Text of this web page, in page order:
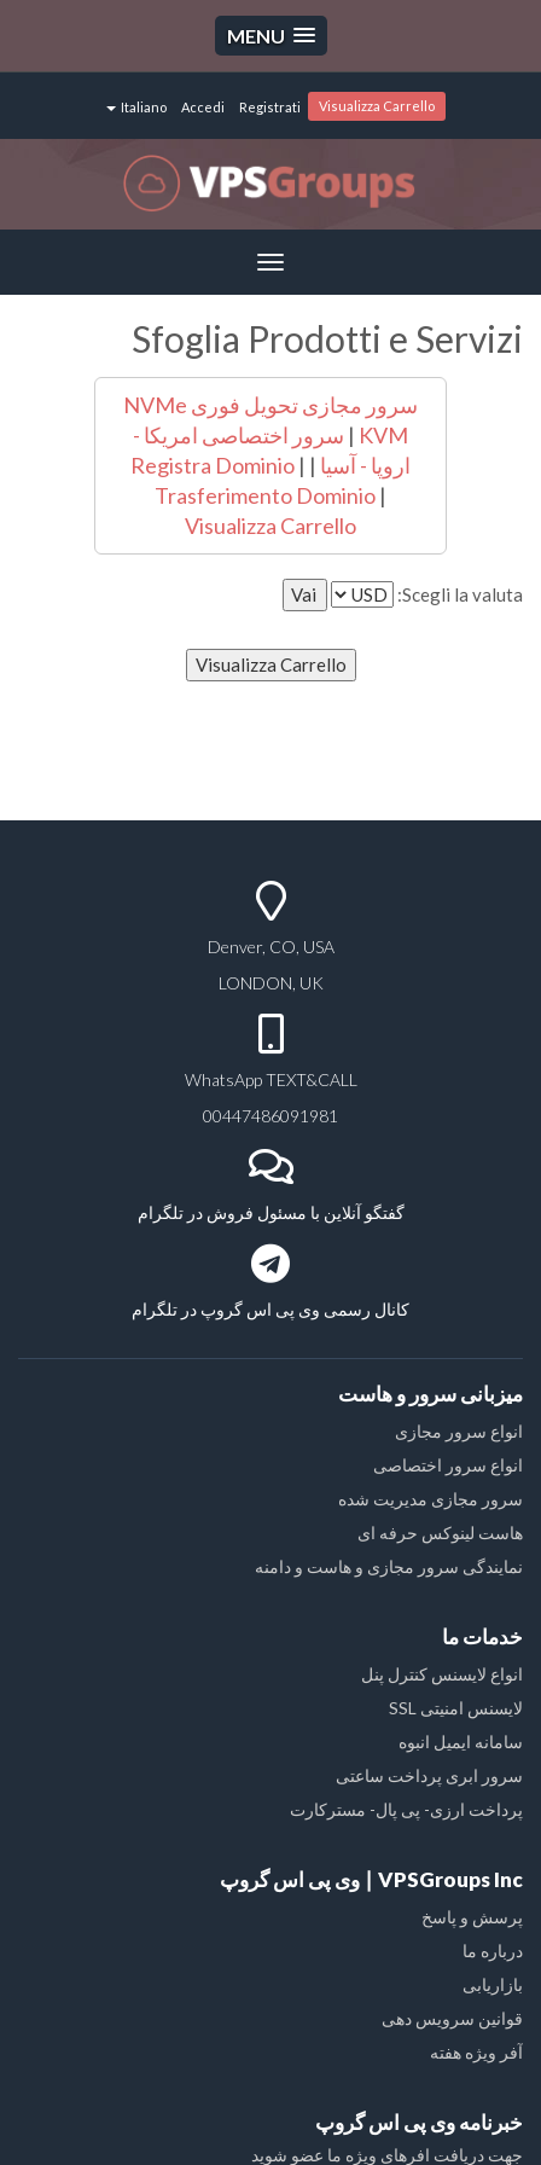
MENU
Italiano Accedi Registrati Visualizza Carrello
Toggle
navigation
Sfoglia Prodotti e Servizi
سرور مجازی تحویل فوری NVMe
KVM
| سرور اختصاصی امریکا -
اروپا - آسیا |
Registra Dominio |
Trasferimento Dominio |
Visualizza Carrello
Scegli la valuta:
Denver, CO, USA
LONDON, UK
WhatsApp TEXT&CALL
00447486091981
گفتگو آنلاین با مسئول فروش در تلگرام
کانال رسمی وی پی اس گروپ در تلگرام
میزبانی سرور و هاست
انواع سرور مجازی
انواع سرور اختصاصی
سرور مجازی مدیریت شده
هاست لینوکس حرفه ای
نمایندگی سرور مجازی و هاست و دامنه
خدمات ما
انواع لایسنس کنترل پنل
لایسنس امنیتی SSL
سامانه ایمیل انبوه
سرور ابری پرداخت ساعتی
پرداخت ارزی- پی پال- مسترکارت
VPSGroups Inc ∣ وی پی اس گروپ
پرسش و پاسخ
درباره ما
بازاریابی
قوانین سرویس دهی
آفر ویژه هفته
خبرنامه وی پی اس گروپ
جهت دریافت افرهای ویژه ما عضو شوید